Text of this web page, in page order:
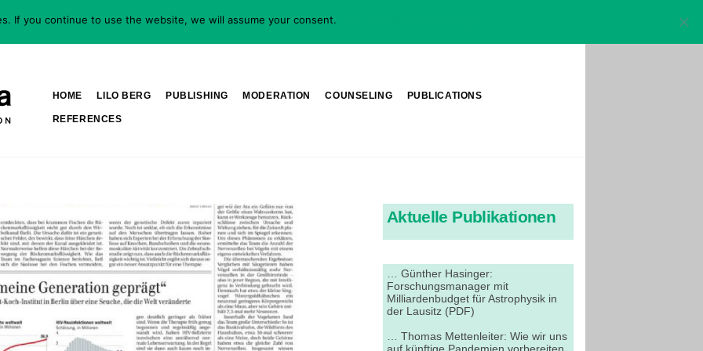
HOME LILO BERG PUBLISHING MODERATION COUNSELING PUBLICATIONS
REFERENCES
Aktuelle Publikationen
… Günther Hasinger:
Forschungsmanager mit
Milliardenbudget für Astrophysik in
der Lausitz (PDF)
… Thomas Mettenleiter: Wie wir uns
If you continue to use the website, we will assume your consent.